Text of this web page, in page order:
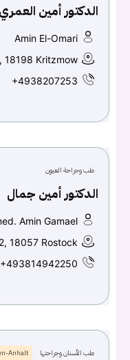
الدكتور أمين العمري
Amin El-Omari
18198 Kritzmow
+4938207253
طب وجراحة العيون
الدكتور أمين جمال
Amin Gamael
18057 Rostock
+493814942250
طب الأسنان وجراحتها Anhalt